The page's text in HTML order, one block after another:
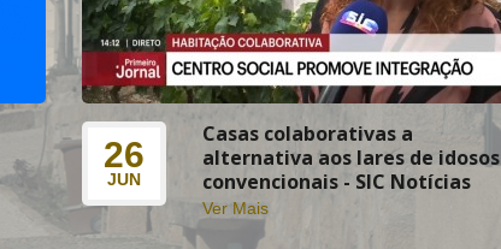
26
JUN
Casas colaborativas a
alternativa aos lares de idosos
convencionais - SIC Notícias
Ver Mais